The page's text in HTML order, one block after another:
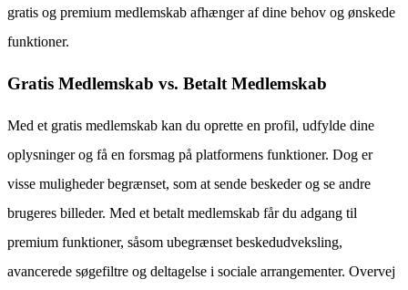
gratis og premium medlemskab afhænger af dine behov og ønskede
funktioner.
Gratis Medlemskab vs. Betalt Medlemskab
Med et gratis medlemskab kan du oprette en profil, udfylde dine
oplysninger og få en forsmag på platformens funktioner. Dog er
visse muligheder begrænset, som at sende beskeder og se andre
brugeres billeder. Med et betalt medlemskab får du adgang til
premium funktioner, såsom ubegrænset beskedudveksling,
avancerede søgefiltre og deltagelse i sociale arrangementer. Overvej